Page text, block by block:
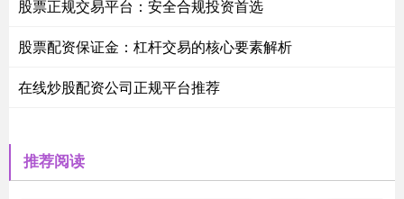
股票正规交易平台：安全合规投资首选
股票配资保证金：杠杆交易的核心要素解析
在线炒股配资公司正规平台推荐
推荐阅读